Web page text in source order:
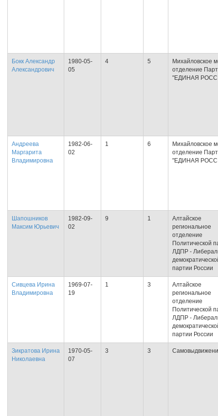
Бокк Александр
Александрович
1980-05-
05
4 5
Михайловское
отделение
"ЕДИНАЯ
Андреева
Маргарита
Владимировна
1982-06-
02
1 6
Михайловское
отделение
"ЕДИНАЯ
Шапошников
Максим Юрьевич
1982-09-
02
9 1
Алтайское
региональное
отделение
Политической
ЛДПР -
партии России
Сивцева Ирина
Владимировна
1969-07-
19
1 3
Алтайское
региональное
отделение
Политической
ЛДПР -
партии России
Зикратова Ирина
Николаевна
1970-05-
07
3 3